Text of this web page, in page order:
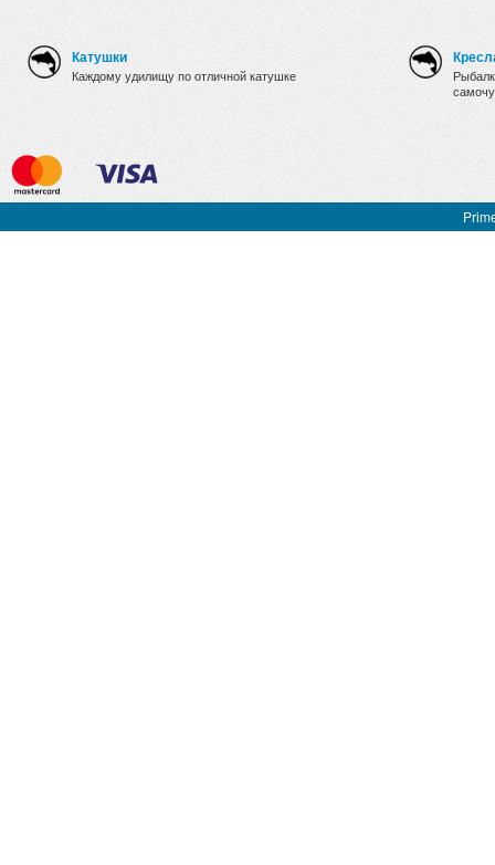
Катушки
Каждому удилищу по отличной катушке